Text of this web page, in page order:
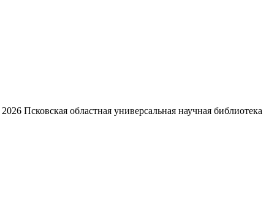
2026 Псковская областная универсальная научная библиотека